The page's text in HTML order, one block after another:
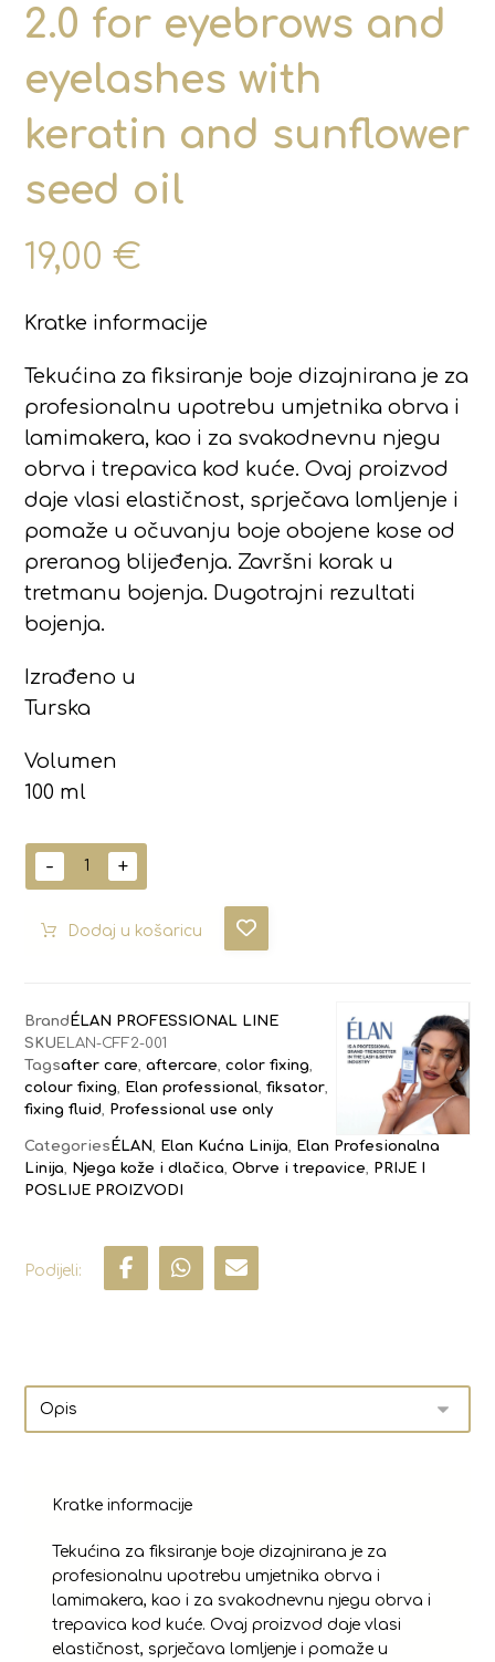
2.0 for eyebrows and
eyelashes with
keratin and sunflower
seed oil
19,00€
Kratke informacije
Tekućina za fiksiranje boje dizajnirana je za
profesionalnu upotrebu umjetnika obrva i
lamimakera, kao i za svakodnevnu njegu
obrva i trepavica kod kuće. Ovaj proizvod
daje vlasi elastičnost, sprječava lomljenje i
pomaže u očuvanju boje obojene kose od
preranog blijeđenja. Završni korak u
tretmanu bojenja. Dugotrajni rezultati
bojenja.
Izrađeno u
Turska
Volumen
100 ml
- +
Dodaj u košaricu
Brand ÉLAN PROFESSIONAL LINE
SKU ELAN-CFF2-001
Tagsafter care ,aftercare ,color fixing
colour fixing
Elan professional ,fiksator
fixing fluid
Professional use only
Categories ÉLAN, Elan Kućna Linija, Elan Profesionalna
Linija, Njega kože i dlačica,Obrve i trepavice, PRIJE I
POSLIJE PROIZVODI
Kratke informacije
Tekućina za fiksiranje boje dizajnirana je za
profesionalnu upotrebu umjetnika obrva i
lamimakera, kao i za svakodnevnu njegu obrva i
trepavica kod kuće. Ovaj proizvod daje vlasi
elastičnost, sprječava lomljenje i pomaže u